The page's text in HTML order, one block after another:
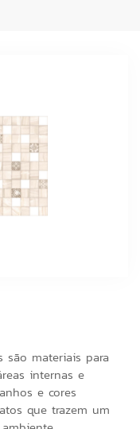
são materiais para
internas e
e cores
que trazem um